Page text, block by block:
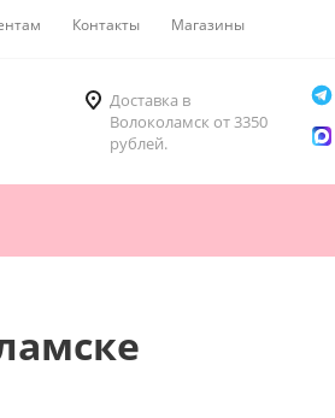
Контакты Магазины
Доставка в
Волоколамск от 3350
рублей.